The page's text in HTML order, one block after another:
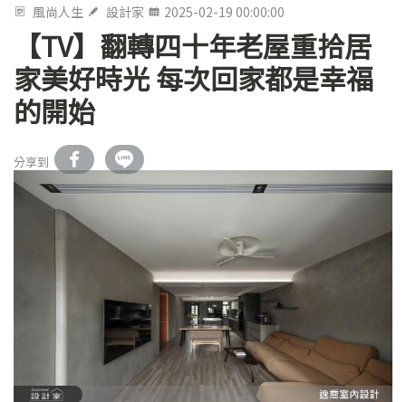
風尚人生 設計家 2025-02-19 00:00:00
【TV】翻轉四十年老屋重拾居
家美好時光 每次回家都是幸福
的開始
分享到